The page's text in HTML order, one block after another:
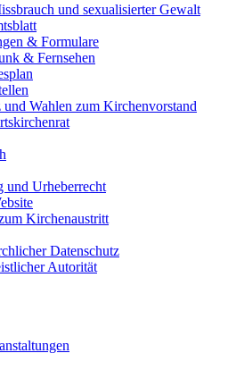
und sexualisierter Gewalt
& Formulare
& Fernsehen
und Wahlen zum Kirchenvorstand
und Urheberrecht
Kirchenaustritt
Datenschutz
Autorität